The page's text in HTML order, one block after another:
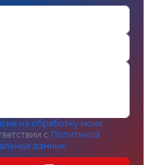
на обработку моих
с Политикой
данных